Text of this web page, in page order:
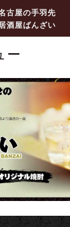
古屋の手羽先
居酒屋ばんざい
ー